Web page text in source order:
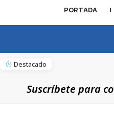
PORTADA |
Destacado
Suscríbete para